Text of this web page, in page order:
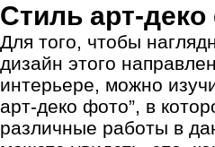
Стиль арт-
Для того, чтобы
дизайн этого
интерьере, можно
арт-деко фото”, в
различные работы в